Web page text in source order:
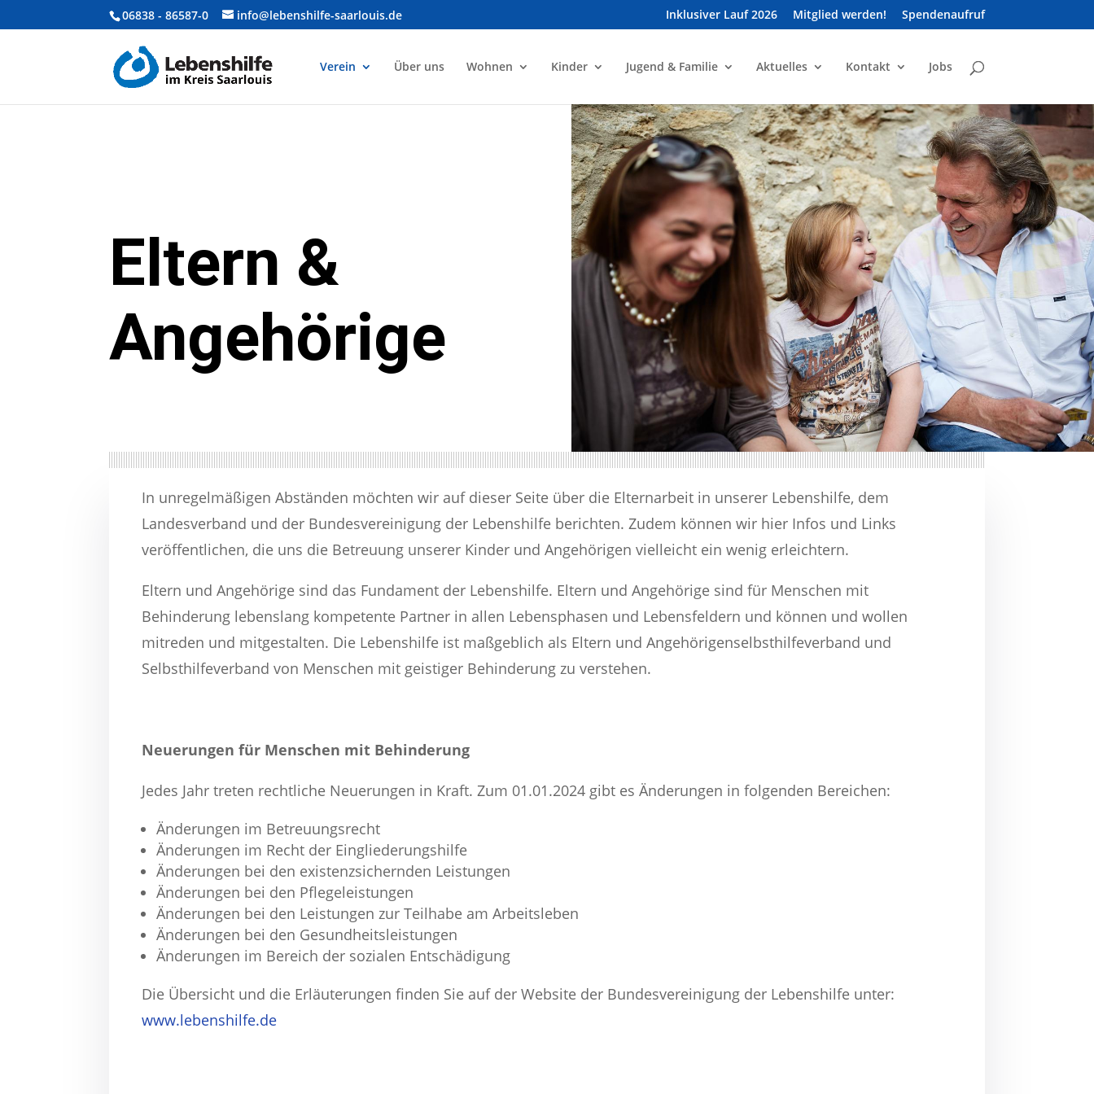
06838 - 86587-0 info@lebenshilfe-saarlouis.de Inklusiver Lauf 2026 Mitglied werden! Spendenaufruf
Verein Über uns Wohnen Kinder Jugend & Familie Aktuelles Kontakt Jobs
Eltern &
Angehörige
In unregelmäßigen Abständen möchten wir auf dieser Seite über die Elternarbeit in unserer Lebenshilfe, dem
Landesverband und der Bundesvereinigung der Lebenshilfe berichten. Zudem können wir hier Infos und Links
veröffentlichen, die uns die Betreuung unserer Kinder und Angehörigen vielleicht ein wenig erleichtern.
Eltern und Angehörige sind das Fundament der Lebenshilfe. Eltern und Angehörige sind für Menschen mit
Behinderung lebenslang kompetente Partner in allen Lebensphasen und Lebensfeldern und können und wollen
mitreden und mitgestalten. Die Lebenshilfe ist maßgeblich als Eltern und Angehörigenselbsthilfeverband und
Selbsthilfeverband von Menschen mit geistiger Behinderung zu verstehen.
Neuerungen für Menschen mit Behinderung
Jedes Jahr treten rechtliche Neuerungen in Kraft. Zum 01.01.2024 gibt es Änderungen in folgenden Bereichen:
Änderungen im Betreuungsrecht
Änderungen im Recht der Eingliederungshilfe
Änderungen bei den existenzsichernden Leistungen
Änderungen bei den Pflegeleistungen
Änderungen bei den Leistungen zur Teilhabe am Arbeitsleben
Änderungen bei den Gesundheitsleistungen
Änderungen im Bereich der sozialen Entschädigung
Die Übersicht und die Erläuterungen finden Sie auf der Website der Bundesvereinigung der Lebenshilfe unter:
www.lebenshilfe.de